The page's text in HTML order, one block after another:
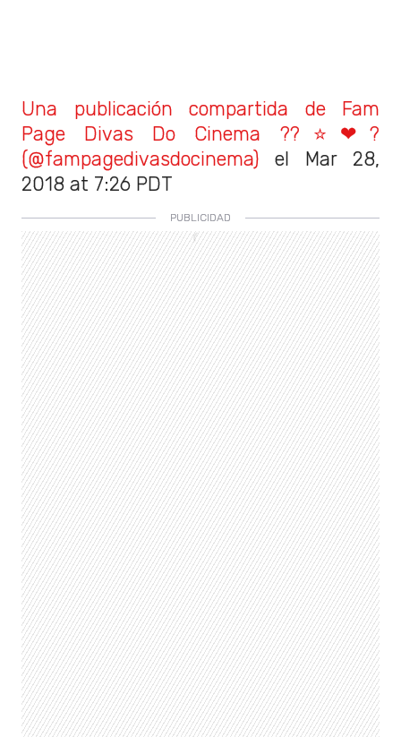
Una publicación compartida de Fam
Page Divas Do Cinema ??⭐❤?
(@fampagedivasdocinema) el Mar 28,
2018 at 7:26 PDT